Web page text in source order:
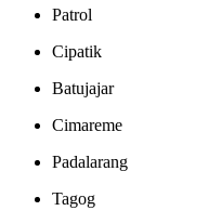
Patrol
Cipatik
Batujajar
Cimareme
Padalarang
Tagog